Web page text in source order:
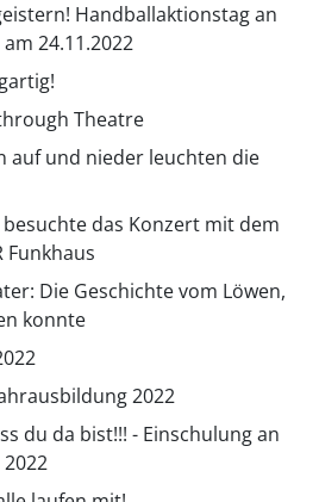
Handballaktionstag an
24.11.2022
Theatre
auf und nieder leuchten die
besuchte das Konzert mit dem
Funkhaus
Die Geschichte vom Löwen,
konnte
2022
du da bist!!! - Einschulung an